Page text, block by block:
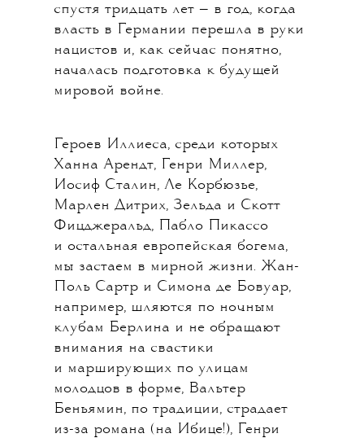
спустя тридцать лет — в год, когда
власть в Германии перешла в руки
нацистов и, как сейчас понятно,
началась подготовка к будущей
мировой войне.
Героев Иллиеса, среди которых
Ханна Арендт, Генри Миллер,
Иосиф Сталин, Ле Корбюзье,
Марлен Дитрих, Зельда и Скотт
Фицджеральд, Пабло Пикассо
и остальная европейская богема,
мы застаем в мирной жизни. Жан-
Поль Сартр и Симона де Бовуар,
например, шляются по ночным
клубам Берлина и не обращают
внимания на свастики
и марширующих по улицам
молодцов в форме, Вальтер
Беньямин, по традиции, страдает
из-за романа (на Ибице!), Генри